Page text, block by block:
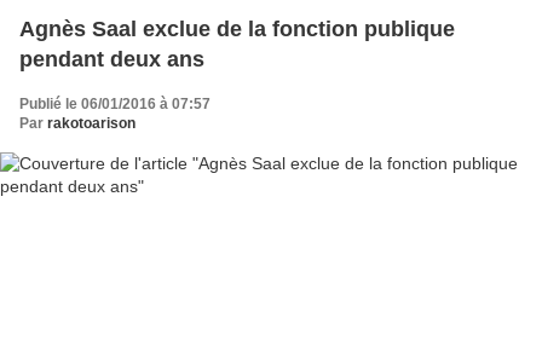
Agnès Saal exclue de la fonction publique
pendant deux ans
Publié le 06/01/2016 à 07:57
Par rakotoarison